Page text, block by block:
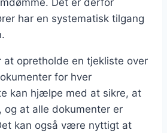
har en systematisk tilgang
at opretholde en tjekliste over
for hver
kan hjælpe med at sikre, at
og at alle dokumenter er
kan også være nyttigt at